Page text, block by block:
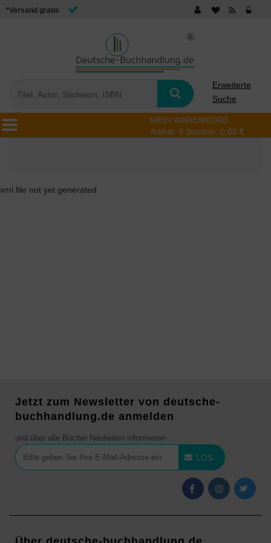
*Versand gratis
Erweiterte
Suche
MEIN WARENKORB
Artikel: 0 Summe: 0,00 €
xml file not yet generated
Jetzt zum Newsletter von deutsche-
buchhandlung.de anmelden
und über alle Bücher Neuheiten informieren
LOS